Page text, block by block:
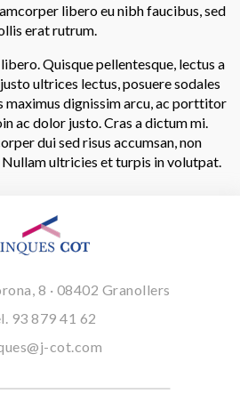
libero eu nibh faucibus, sed
erat rutrum.
Quisque pellentesque, lectus a
ultrices lectus, posuere sodales
maximus dignissim arcu, ac porttitor
ac dolor justo. Cras a dictum mi.
dui sed risus accumsan, non
ultricies et turpis in volutpat.
8 · 08402 Granollers
93 879 41 62
cot.com